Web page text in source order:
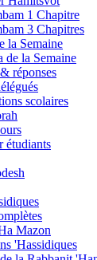
1 Chapitre
3 Chapitres
la Semaine
de la Semaine
réponses
scolaires
étudiants
Mazon
'Hassidiques